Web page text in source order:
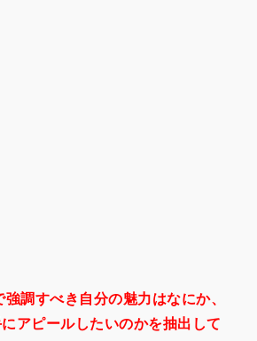
強調すべき自分の魅力はなにか、
アピールしたいのかを抽出して